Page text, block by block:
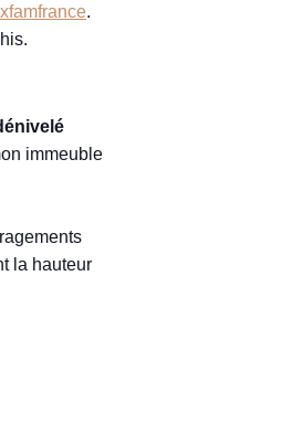
.
immeuble
la hauteur